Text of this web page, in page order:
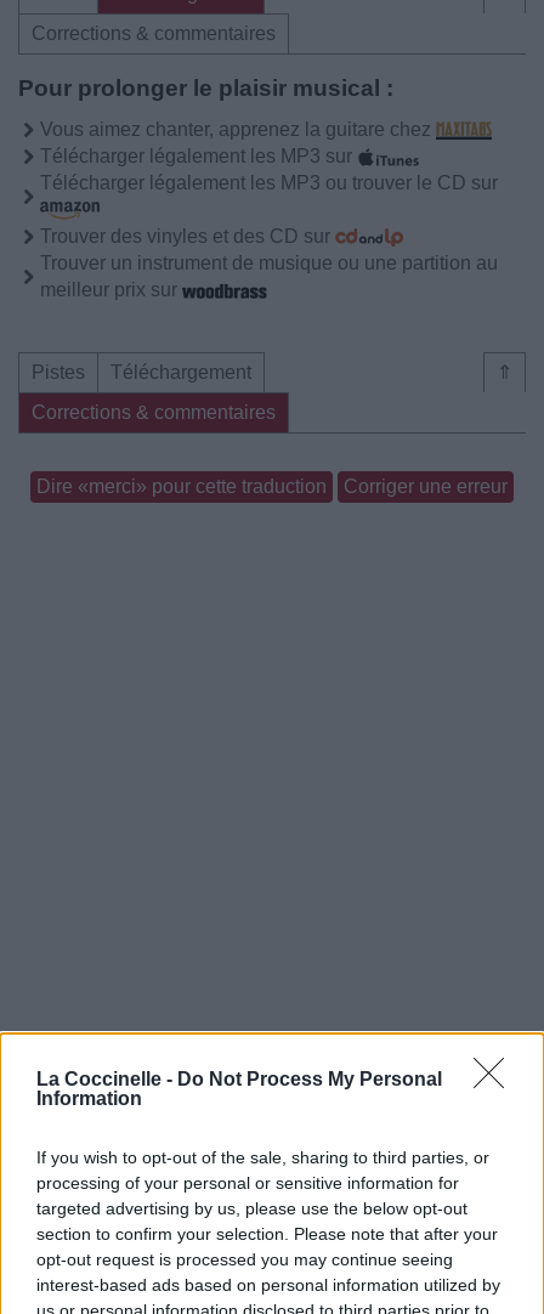
La Coccinelle - Do Not Process My Personal
Information
If you wish to opt-out of the sale, sharing to third parties, or
processing of your personal or sensitive information for
targeted advertising by us, please use the below opt-out
section to confirm your selection. Please note that after your
opt-out request is processed you may continue seeing
interest-based ads based on personal information utilized by
us or personal information disclosed to third parties prior to
Corrections & commentaires
Pour prolonger le plaisir musical :
Vous aimez chanter, apprenez la guitare chez
Télécharger légalement les MP3 sur
Télécharger légalement les MP3 ou trouver le CD sur
Trouver des vinyles et des CD sur
Trouver un instrument de musique ou une partition au
meilleur prix sur
⇑
Pistes
Téléchargement
Corrections & commentaires
Dire «merci» pour cette traduction Corriger une erreur